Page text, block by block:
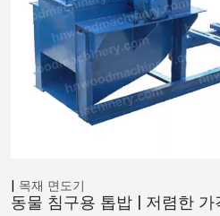
목재 면도기
동물 침구용 톱밥 | 저렴한